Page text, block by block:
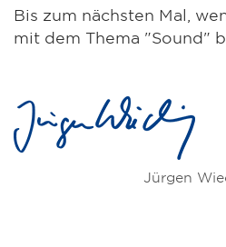
Bis zum nächsten Mal,
mit dem Thema "Sound"
Jürgen